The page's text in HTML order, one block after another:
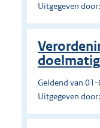
Uitgegeven
Geldend van
Uitgegeven